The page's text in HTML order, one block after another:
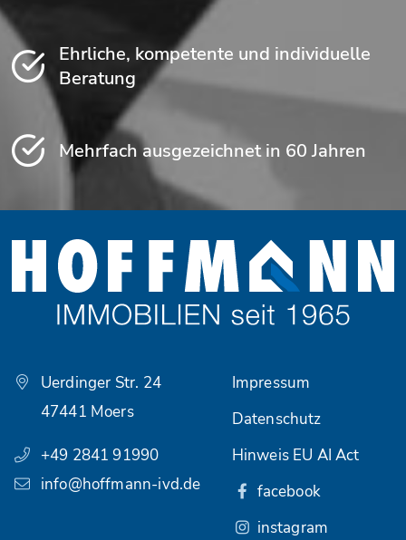
Ehrliche, kompetente und individuelle
Beratung
Mehrfach ausgezeichnet in 60 Jahren
Uerdinger Str. 24
47441 Moers
+49 2841 91990
info@hoffmann-ivd.de
Impressum
Datenschutz
Hinweis EU AI Act
facebook
instagram